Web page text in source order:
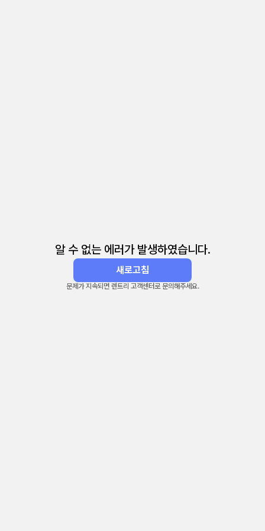
알 수 없는 에러가 발생하였습니다.
새로고침
문제가 지속되면 렌트리 고객센터로 문의해주세요.